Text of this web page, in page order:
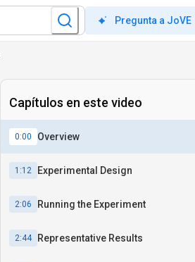
Pregunta a JoVE
Capítulos en este video
0:00 Overview
1:12 Experimental Design
2:06 Running the Experiment
2:44 Representative Results